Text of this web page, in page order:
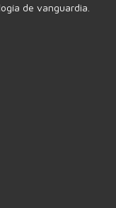
de vanguardia.